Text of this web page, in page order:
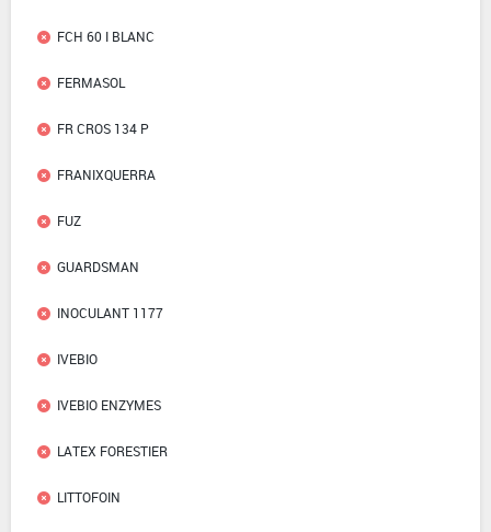
FCH 60 I BLANC
FERMASOL
FR CROS 134 P
FRANIXQUERRA
FUZ
GUARDSMAN
INOCULANT 1177
IVEBIO
IVEBIO ENZYMES
LATEX FORESTIER
LITTOFOIN